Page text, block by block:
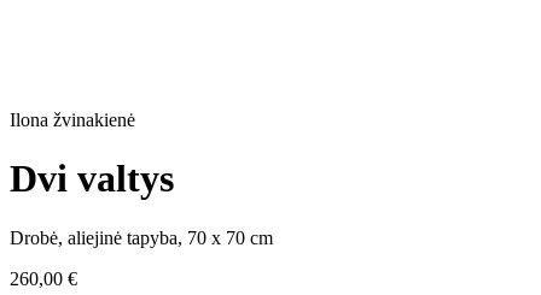
Ilona žvinakienė
Dvi valtys
Drobė, aliejinė tapyba, 70 x 70 cm
260,00 €